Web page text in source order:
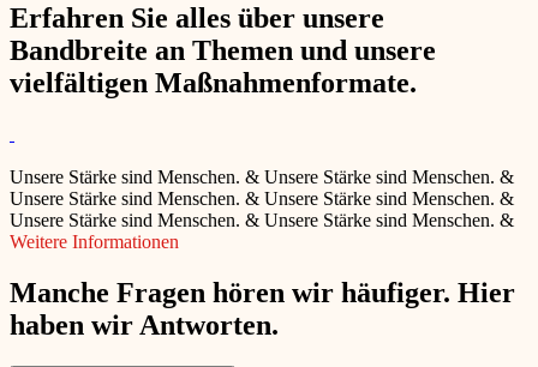
Erfahren Sie alles über unsere
Bandbreite an Themen und unsere
vielfältigen Maßnahmenformate.
Unsere Stärke sind Menschen. & Unsere Stärke sind Menschen. &
Unsere Stärke sind Menschen. & Unsere Stärke sind Menschen. &
Unsere Stärke sind Menschen. & Unsere Stärke sind Menschen. &
Weitere Informationen
Manche Fragen hören wir häufiger. Hier
haben wir Antworten.